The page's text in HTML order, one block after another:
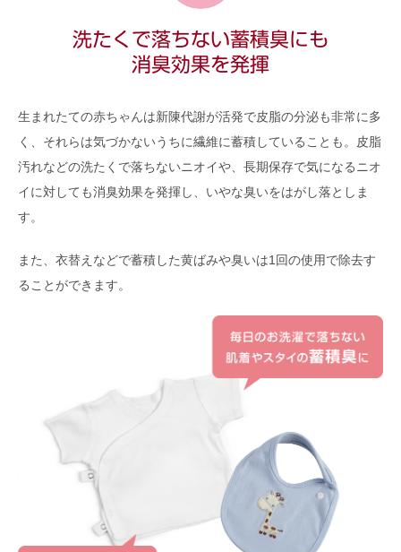
洗たくで落ちない蓄積臭にも
消臭効果を発揮
生まれたての赤ちゃんは新陳代謝が活発で皮脂の分泌も非常に多
く、それらは気づかないうちに繊維に蓄積していることも。皮脂
汚れなどの洗たくで落ちないニオイや、長期保存で気になるニオ
イに対しても消臭効果を発揮し、いやな臭いをはがし落としま
す。
また、衣替えなどで蓄積した黄ばみや臭いは1回の使用で除去す
ることができます。